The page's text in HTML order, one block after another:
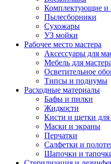
Комплектующие и
Пылесборники
Сухожары
УЗ мойки
Рабочее место мастера
Аксессуары для
Мебель для
Осветительное
Типсы и подиумы
Расходные материалы
Бафы и пилки
Жидкости
Кисти и щетки
Маски и экраны
Перчатки
Салфетки и
Шапочки и